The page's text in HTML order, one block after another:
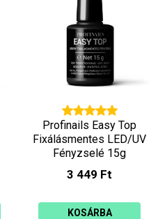
Profinails Easy Top
Fixálásmentes LED/UV
Fényzselé 15g
3 449 Ft
KOSÁRBA